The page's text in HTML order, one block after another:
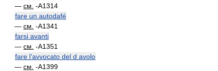
— см. -A1314
fare un autodafé
— см. -A1341
farsi avanti
— см. -A1351
fare l'avvocato del d avolo
— см. -A1399